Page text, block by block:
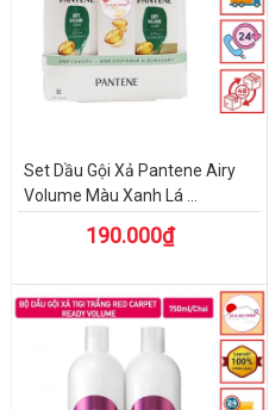
Set Dầu Gội Xả Pantene Airy
Volume Màu Xanh Lá ...
190.000₫